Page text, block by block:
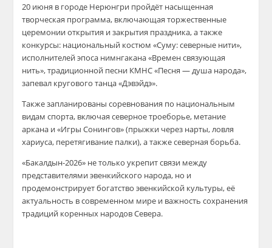
20 июня в городе Нерюнгри пройдёт насыщенная
творческая программа, включающая торжественные
церемонии открытия и закрытия праздника, а также
конкурсы: национальный костюм «Суму: северные нити»,
исполнителей эпоса нимнгакана «Времен связующая
нить», традиционной песни КМНС «Песня — душа народа»,
запевал кругового танца «Дэвэйдэ».
Также запланированы соревнования по национальным
видам спорта, включая северное троеборье, метание
аркана и «Игры Сонингов» (прыжки через нарты, ловля
хариуса, перетягивание палки), а также северная борьба.
«Бакалдын-2026» не только укрепит связи между
представителями эвенкийского народа, но и
продемонстрирует богатство эвенкийской культуры, её
актуальность в современном мире и важность сохранения
традиций коренных народов Севера.